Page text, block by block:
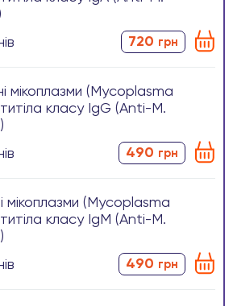
720 грн
мікоплазми (Mycoplasma
класу IgG (Anti-M.
490 грн
мікоплазми (Mycoplasma
класу IgM (Anti-M.
490 грн